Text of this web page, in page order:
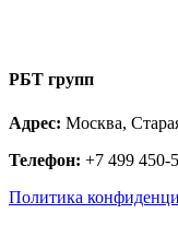
РБТ групп
Адрес: Москва,
Телефон: +7 499 450-
Политика